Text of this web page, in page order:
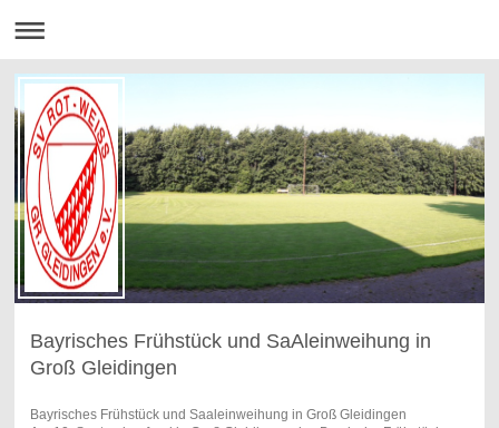
Bayrisches Frühstück und SaAleinweihung in
Groß Gleidingen
Bayrisches Frühstück und Saaleinweihung in Groß Gleidingen